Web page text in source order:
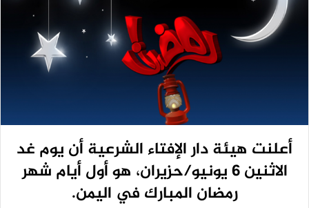
أعلنت هيئة دار الإفتاء الشرعية أن يوم غد
الاثنين 6 يونيو/حزيران، هو أول أيام شهر
رمضان المبارك في اليمن.